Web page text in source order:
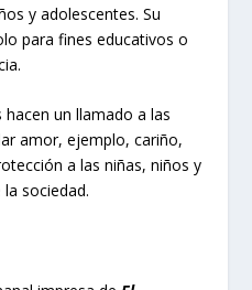
y adolescentes. Su
para fines educativos o
un llamado a las
amor, ejemplo, cariño,
a las niñas, niños y
sociedad.